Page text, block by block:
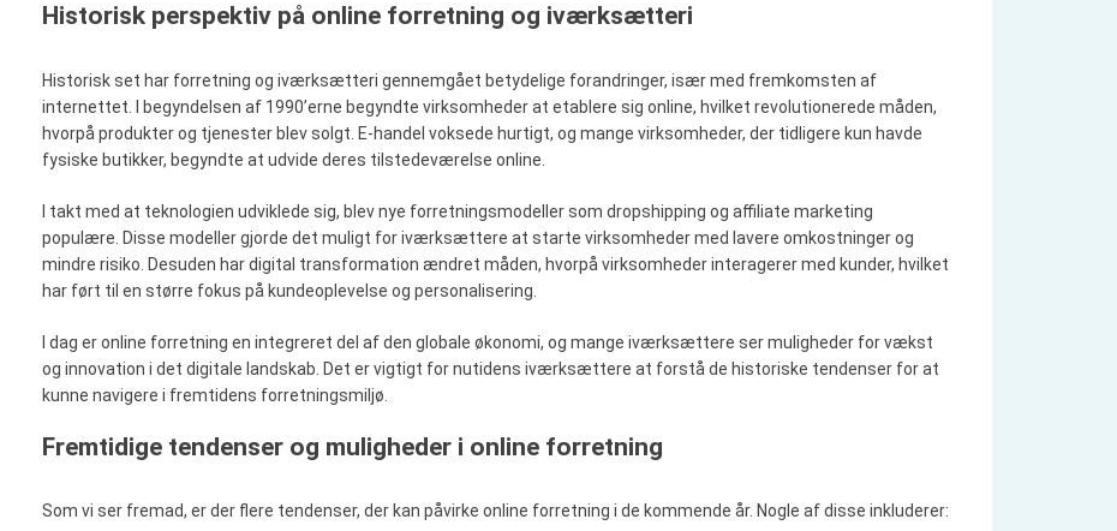
Historisk perspektiv på online forretning og iværksætteri
Historisk set har forretning og iværksætteri gennemgået betydelige forandringer, især med fremkomsten af
internettet. I begyndelsen af 1990’erne begyndte virksomheder at etablere sig online, hvilket revolutionerede måden,
hvorpå produkter og tjenester blev solgt. E-handel voksede hurtigt, og mange virksomheder, der tidligere kun havde
fysiske butikker, begyndte at udvide deres tilstedeværelse online.
I takt med at teknologien udviklede sig, blev nye forretningsmodeller som dropshipping og affiliate marketing
populære. Disse modeller gjorde det muligt for iværksættere at starte virksomheder med lavere omkostninger og
mindre risiko. Desuden har digital transformation ændret måden, hvorpå virksomheder interagerer med kunder, hvilket
har ført til en større fokus på kundeoplevelse og personalisering.
I dag er online forretning en integreret del af den globale økonomi, og mange iværksættere ser muligheder for vækst
og innovation i det digitale landskab. Det er vigtigt for nutidens iværksættere at forstå de historiske tendenser for at
kunne navigere i fremtidens forretningsmiljø.
Fremtidige tendenser og muligheder i online forretning
Som vi ser fremad, er der flere tendenser, der kan påvirke online forretning i de kommende år. Nogle af disse inkluderer: